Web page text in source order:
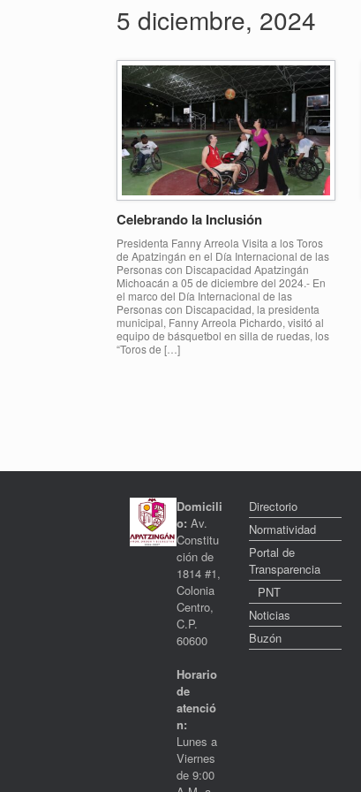
5 diciembre, 2024
Celebrando la Inclusión
Presidenta Fanny Arreola Visita a los Toros
de Apatzingán en el Día Internacional de las
Personas con Discapacidad Apatzingán
Michoacán a 05 de diciembre del 2024.- En
el marco del Día Internacional de las
Personas con Discapacidad, la presidenta
municipal, Fanny Arreola Pichardo, visitó al
equipo de básquetbol en silla de ruedas, los
“Toros de […]
Domicili
o: Av.
Constitu
ción de
1814 #1,
Colonia
Centro,
C.P.
60600
Horario
de
atenció
n:
Lunes a
Viernes
de 9:00
Directorio
Normatividad
Portal de
Transparencia
PNT
Noticias
Buzón